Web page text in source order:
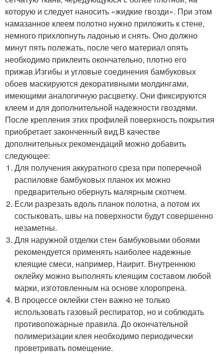
которую и следует наносить «жидкие гвозди». При этом
намазанное клеем полотно нужно приложить к стене,
немного прихлопнуть ладонью и снять. Оно должно
минут пять полежать, после чего материал опять
необходимо приклеить окончательно, плотно его
прижав.Изгибы и угловые соединения бамбуковых
обоев маскируются декоративными молдингами,
имеющими аналогичную расцветку. Они фиксируются
клеем и для дополнительной надежности гвоздями.
После крепления этих профилей поверхность покрытия
приобретает законченный вид.В качестве
дополнительных рекомендаций можно добавить
следующее:
Для получения аккуратного среза при поперечной
распиловке бамбуковых планок их можно
предварительно обернуть малярным скотчем.
Если разрезать вдоль планок полотна, а потом их
состыковать, швы на поверхности будут совершенно
незаметны.
Для наружной отделки стен бамбуковыми обоями
рекомендуется применять наиболее надежные
клеящие смеси, например, Наирит. Внутреннюю
оклейку можно выполнять клеящим составом любой
марки, изготовленным на основе хлоропрена.
В процессе оклейки стен важно не только
использовать газовый респиратор, но и соблюдать
противопожарные правила. До окончательной
полимеризации клея необходимо периодически
проветривать помещение.